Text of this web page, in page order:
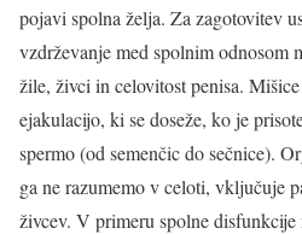
pojavi spolna želja. Za zagotovitev
vzdrževanje med spolnim odnosom
žile, živci in celovitost penisa.
ejakulacijo, ki se doseže, ko je
spermo (od semenčic do sečnice).
ga ne razumemo v celoti, vključuje
živcev. V primeru spolne